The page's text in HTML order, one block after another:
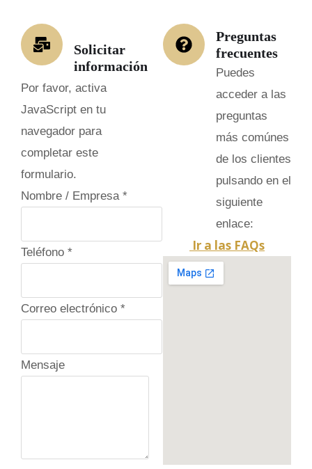
Solicitar
información
Por favor, activa
JavaScript en tu
navegador para
completar este
formulario.
Nombre / Empresa *
Teléfono *
Correo electrónico *
Mensaje
Preguntas
frecuentes
Puedes
acceder a las
preguntas
más comúnes
de los clientes
pulsando en el
siguiente
enlace:
Ir a las FAQs